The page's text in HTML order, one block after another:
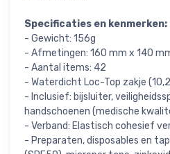
Specificaties en kenmerken:
- Gewicht: 156g
- Afmetingen: 160 mm x 140
- Aantal items: 42
- Waterdicht Loc-Top zakje
- Inclusief: bijsluiter,
handschoenen (medische
- Verband: Elastisch cohesief
- Preparaten, disposables en